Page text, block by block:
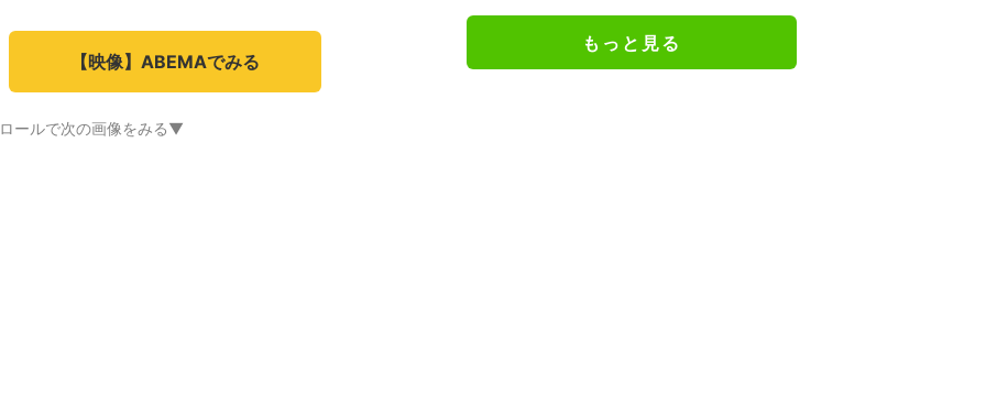
【映像】ABEMAでみる
ールで次の画像をみる▼
もっと見る